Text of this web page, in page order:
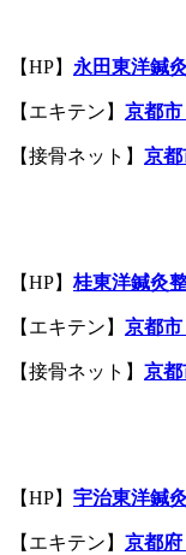
【HP】 永田東洋鍼
【エキテン】 京都
【接骨ネット】 京
【HP】 桂東洋鍼灸
【エキテン】 京都
【接骨ネット】 京
【HP】 宇治東洋鍼
【エキテン】 京都